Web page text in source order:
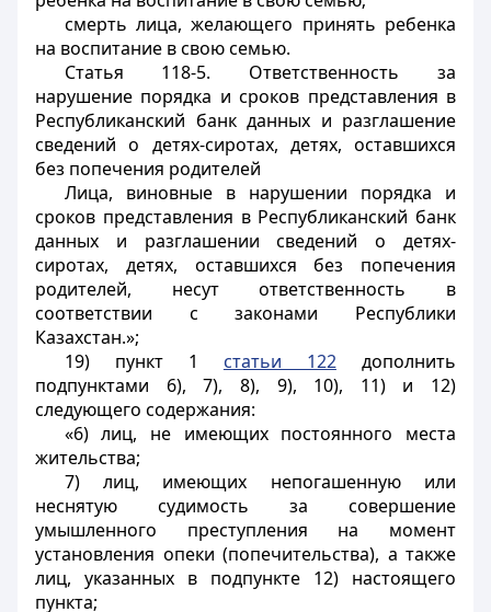
смерть лица, желающего принять ребенка
на воспитание в свою семью.
Статья 118-5. Ответственность за
нарушение порядка и сроков представления в
Республиканский банк данных и разглашение
сведений о детях-сиротах, детях, оставшихся
без попечения родителей
Лица, виновные в нарушении порядка и
сроков представления в Республиканский банк
данных и разглашении сведений о детях-
сиротах, детях, оставшихся без попечения
родителей, несут ответственность в
соответствии с законами Республики
Казахстан.»;
19) пункт 1 статьи 122дополнить
подпунктами 6), 7), 8), 9), 10), 11) и 12)
следующего содержания:
«6) лиц, не имеющих постоянного места
жительства;
7) лиц, имеющих непогашенную или
неснятую судимость за совершение
умышленного преступления на момент
установления опеки (попечительства), а также
лиц, указанных в подпункте 12) настоящего
пункта;